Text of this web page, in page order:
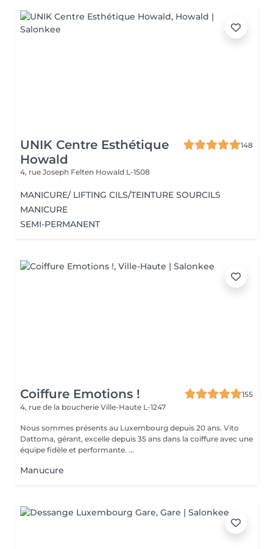
UNIK Centre Esthétique
Howald
148
4, rue Joseph Felten Howald L-1508
MANICURE/ LIFTING CILS/TEINTURE SOURCILS
MANICURE
SEMI-PERMANENT
Coiffure Emotions !
155
4, rue de la boucherie Ville-Haute L-1247
Nous sommes présents au Luxembourg depuis 20 ans. Vito
Dattoma, gérant, excelle depuis 35 ans dans la coiffure avec une
équipe fidèle et performante. ...
Manucure